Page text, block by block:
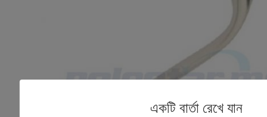
একটি বার্তা রেখে যান